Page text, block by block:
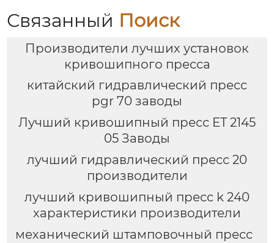
Связанный Поиск
Производители лучших установок
кривошипного пресса
китайский гидравлический пресс
pgr 70 заводы
Лучший кривошипный пресс ET 2145
05 Заводы
лучший гидравлический пресс 20
производители
лучший кривошипный пресс k 240
характеристики производители
механический штамповочный пресс